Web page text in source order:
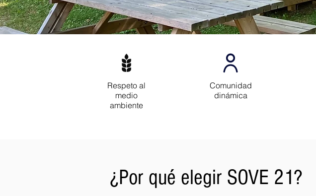
Respeto al
medio
ambiente
Comunidad
dinámica
¿Por qué elegir SOVE 21?